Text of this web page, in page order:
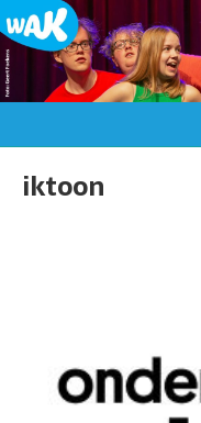
iktoon